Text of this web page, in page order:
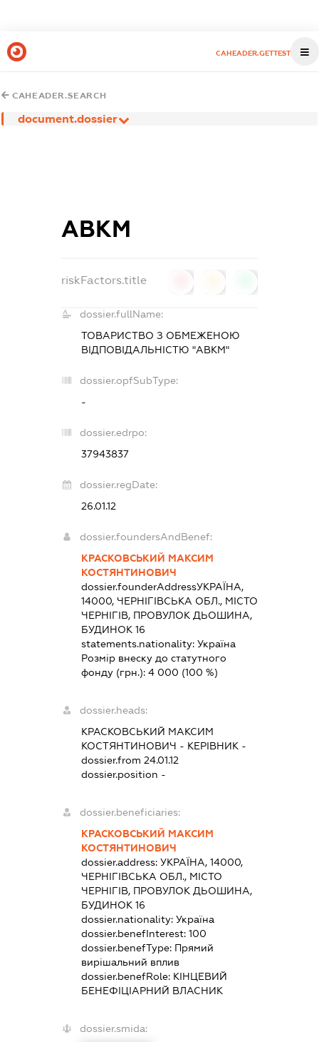
CAHEADER.GETTEST
CAHEADER.SEARCH
document.dossier
АВКМ
riskFactors.title
dossier.fullName:
ТОВАРИСТВО З ОБМЕЖЕНОЮ
ВІДПОВІДАЛЬНІСТЮ "АВКМ"
dossier.opfSubType:
-
dossier.edrpo:
37943837
dossier.regDate:
26.01.12
dossier.foundersAndBenef:
КРАСКОВСЬКИЙ МАКСИМ
КОСТЯНТИНОВИЧ
dossier.founderAddressУКРАЇНА,
14000, ЧЕРНІГІВСЬКА ОБЛ., МІСТО
ЧЕРНІГІВ, ПРОВУЛОК ДЬОШИНА,
БУДИНОК 16
statements.nationality: Україна
Розмір внеску до статутного
фонду (грн.): 4 000 (100 %)
dossier.heads:
КРАСКОВСЬКИЙ МАКСИМ
КОСТЯНТИНОВИЧ - КЕРІВНИК -
dossier.from 24.01.12
dossier.position -
dossier.beneficiaries:
КРАСКОВСЬКИЙ МАКСИМ
КОСТЯНТИНОВИЧ
dossier.address: УКРАЇНА, 14000,
ЧЕРНІГІВСЬКА ОБЛ., МІСТО
ЧЕРНІГІВ, ПРОВУЛОК ДЬОШИНА,
БУДИНОК 16
dossier.nationality: Україна
dossier.benefInterest: 100
dossier.benefType: Прямий
вирішальний вплив
dossier.benefRole: КІНЦЕВИЙ
БЕНЕФІЦІАРНИЙ ВЛАСНИК
dossier.smida: